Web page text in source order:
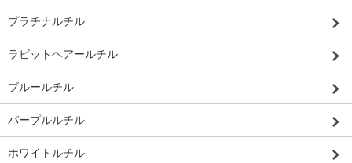
プラチナルチル
ラビットヘアールチル
ブルールチル
パープルルチル
ホワイトルチル